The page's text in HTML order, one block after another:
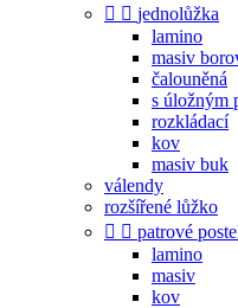
  jednolůžka
lamino
masiv
čalouněná
s úložným
rozkládací
kov
masiv buk
válendy
rozšířené lůžko
  patrové
lamino
masiv
kov